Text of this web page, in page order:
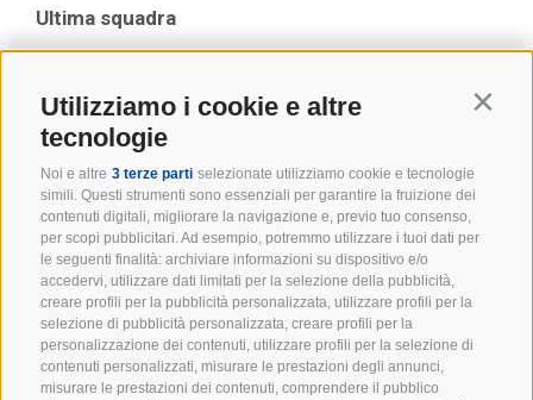
Utilizziamo i cookie e altre
tecnologie
Noi e altre 3 terze parti selezionate utilizziamo cookie e tecnologie
simili. Questi strumenti sono essenziali per garantire la fruizione dei
contenuti digitali, migliorare la navigazione e, previo tuo consenso,
per scopi pubblicitari. Ad esempio, potremmo utilizzare i tuoi dati per
le seguenti finalità: archiviare informazioni su dispositivo e/o
accedervi, utilizzare dati limitati per la selezione della pubblicità,
creare profili per la pubblicità personalizzata, utilizzare profili per la
selezione di pubblicità personalizzata, creare profili per la
personalizzazione dei contenuti, utilizzare profili per la selezione di
contenuti personalizzati, misurare le prestazioni degli annunci,
misurare le prestazioni dei contenuti, comprendere il pubblico
Ultima squadra
TORNA INDIETRO